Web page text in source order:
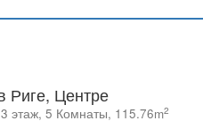
Риге, Центре
этаж, 5 Комнаты, 115.76m2